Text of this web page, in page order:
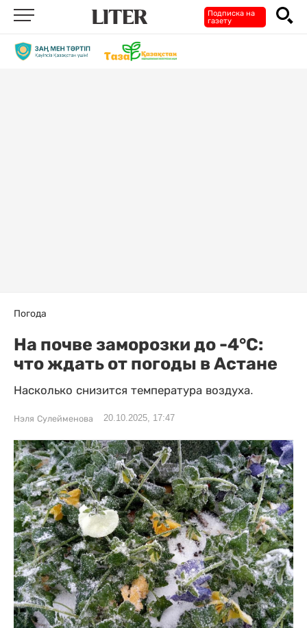
Подписка на
газету
Погода
На почве заморозки до -4°С:
что ждать от погоды в Астане
Насколько снизится температура воздуха.
Нэля Сулейменова 20.10.2025, 17:47